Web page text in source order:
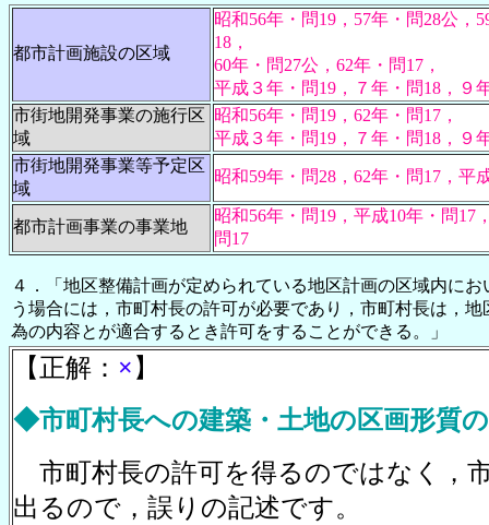
都市計画施設の区域
昭和56年・問19，57年・問28公，
18，
60年・問27公， 62年・問17，
平成３年・問19，７年・問18，９
市街地開発事業の施行区
域
昭和56年・問19，62年・問17，
平成３年・問19，７年・問18，９
市街地開発事業等予定区
域
昭和59年・問28，62年・問17，平
都市計画事業の事業地
昭和56年・問19，平成10年・問17
問17
４．「地区整備計画が定められている地区計画の区域内に
う場合には，市町村長の許可が必要であり，市町村長は，
為の内容とが適合するとき許可をすることができる。」
【正解： × 】
◆市町村長への建築・土地の区画形質
市町村長の許可を得るのではなく，
出るので，誤りの記述です。